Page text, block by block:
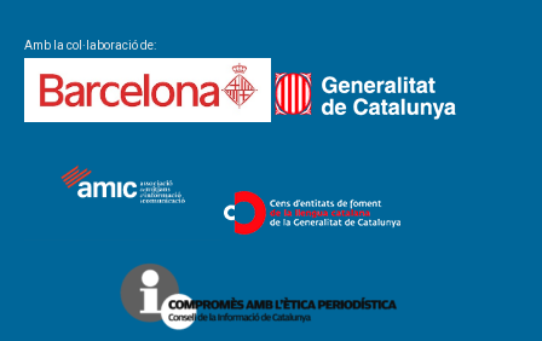
Amb la col·laboració de: